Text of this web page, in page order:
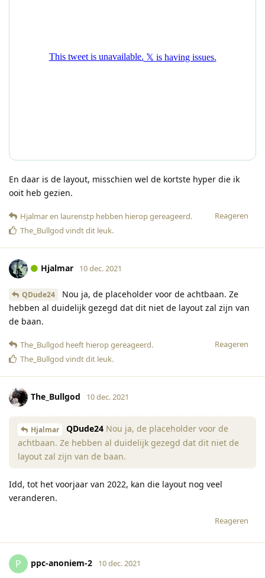
En daar is de layout, misschien wel de kortste hyper die ik
ooit heb gezien.
Reageren
Hjalmaren laurenstp hebben hierop gereageerd.
The_Bullgod vindt dit leuk.
Hjalmar 10 dec. 2021
QDude24
Nou ja, de placeholder voor de achtbaan. Ze
hebben al duidelijk gezegd dat dit niet de layout zal zijn van
de baan.
Reageren
The_Bullgod heeft hierop gereageerd.
The_Bullgod vindt dit leuk.
The_Bullgod 10 dec. 2021
Hjalmar QDude24 Nou ja, de placeholder voor de
achtbaan. Ze hebben al duidelijk gezegd dat dit niet de
layout zal zijn van de baan.
Idd, tot het voorjaar van 2022, kan die layout nog veel
veranderen.
Reageren
P ppc-anoniem-2 10 dec. 2021